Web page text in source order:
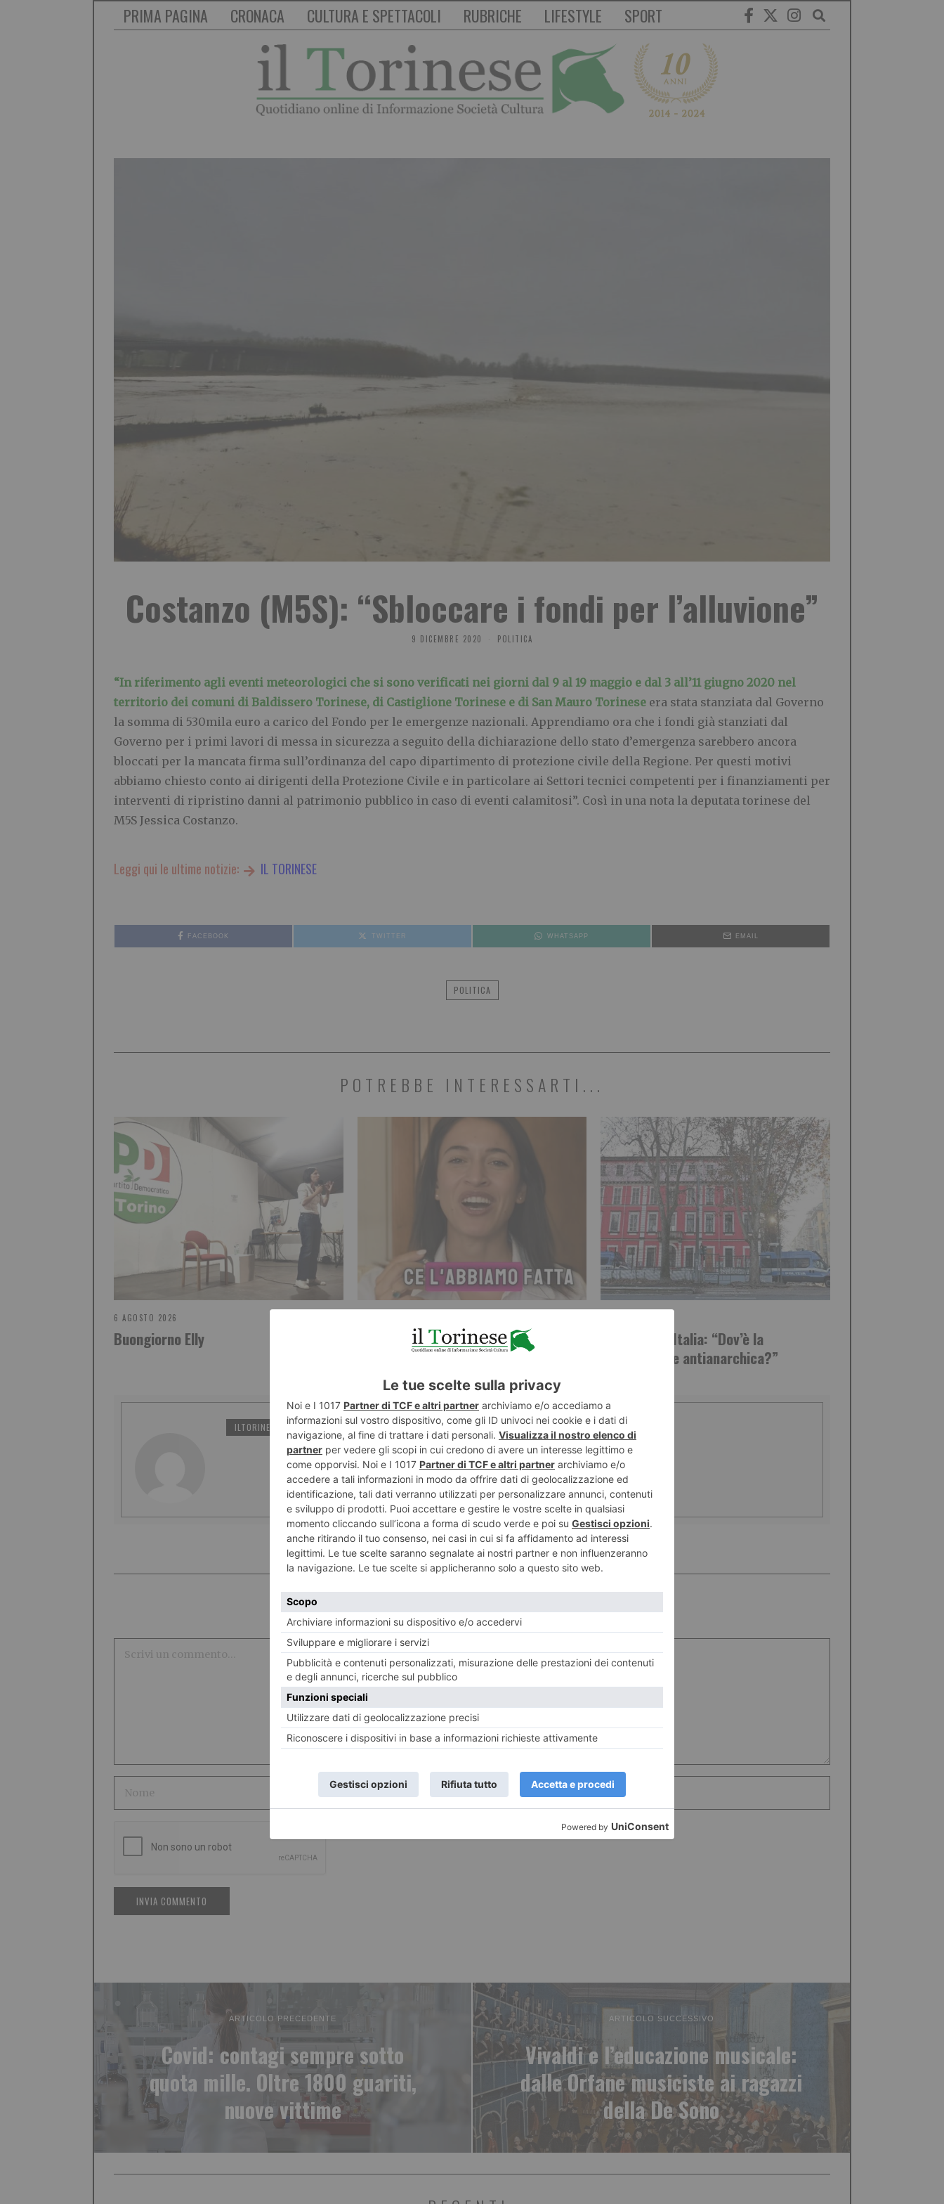
PRIMA PAGINA CRONACA CULTURA E SPETTACOLI RUBRICHE LIFESTYLE SPORT
Costanzo (M5S): “Sbloccare i fondi per l’alluvione”
9 DICEMBRE 2020 POLITICA
“In riferimento agli eventi meteorologici che si sono verificati nei giorni dal 9 al 19 maggio e dal 3 all’11 giugno 2020 nel
territorio dei comuni di Baldissero Torinese, di Castiglione Torinese e di San Mauro Torinese era stata stanziata dal Governo
la somma di 530mila euro a carico del Fondo per le emergenze nazionali. Apprendiamo ora che i fondi già stanziati dal
Governo per i primi lavori di messa in sicurezza a seguito della dichiarazione dello stato d’emergenza sarebbero ancora
bloccati per la mancata firma sull’ordinanza del capo dipartimento di protezione civile della Regione. Per questi motivi
abbiamo chiesto conto ai dirigenti della Protezione Civile e in particolare ai Settori tecnici competenti per i finanziamenti per
interventi di ripristino danni al patrimonio pubblico in caso di eventi calamitosi”. Così in una nota la deputata torinese del
M5S Jessica Costanzo.
Leggi qui le ultime notizie: IL TORINESE
FACEBOOK TWITTER WHATSAPP EMAIL
POLITICA
POTREBBE INTERESSARTI...
6 AGOSTO 2026
Buongiorno Elly
Nallo: “Lo screening neonatale esteso
è realtà anche in Piemonte”
Aska, Forza Italia: “Dov’è la
dichiarazione antianarchica?”
ILTORINESE POST RECENTI
LASCIA UN COMMENTO
ARTICOLO PRECEDENTE
Covid: contagi sempre sotto
quota mille. Oltre 1800 guariti,
nuove vittime
ARTICOLO SUCCESSIVO
Vivaldi e l’educazione musicale:
dalle Orfane musiciste ai ragazzi
della De Sono